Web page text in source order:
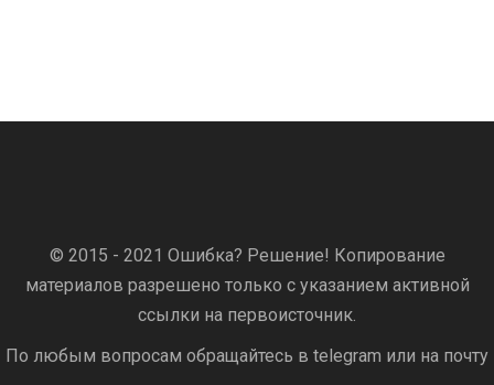
© 2015 - 2021 Ошибка? Решение! Копирование
материалов разрешено только с указанием активной
ссылки на первоисточник.
По любым вопросам обращайтесь в telegram или на почту